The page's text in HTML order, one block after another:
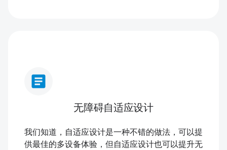
article
无障碍自适应设计
我们知道，自适应设计是一种不错的做法，可以提
供最佳的多设备体验，但自适应设计也可以提升无